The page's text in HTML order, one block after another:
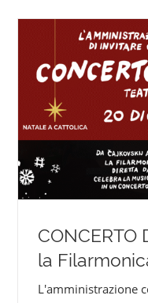
CONCERTO
la
L'amministrazione